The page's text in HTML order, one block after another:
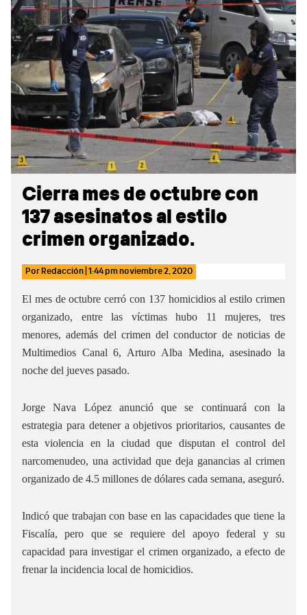
Cierra mes de octubre con
137 asesinatos al estilo
crimen organizado.
Por Redacción 1:44 pmnoviembre 2, 2020
El mes de octubre cerró con 137 homicidios al estilo crimen
organizado, entre las víctimas hubo 11 mujeres, tres
menores, además del crimen del conductor de noticias de
Multimedios Canal 6, Arturo Alba Medina, asesinado la
noche del jueves pasado.
Jorge Nava López anunció que se continuará con la
estrategia para detener a objetivos prioritarios, causantes de
esta violencia en la ciudad que disputan el control del
narcomenudeo, una actividad que deja ganancias al crimen
organizado de 4.5 millones de dólares cada semana, aseguró.
Indicó que trabajan con base en las capacidades que tiene la
Fiscalía, pero que se requiere del apoyo federal y su
capacidad para investigar el crimen organizado, a efecto de
frenar la incidencia local de homicidios.
Sidebar